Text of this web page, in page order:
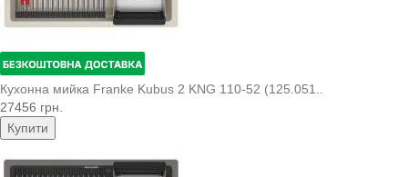
Кухонна мийка Franke Kubus 2 KNG 110-52 (125.051..
27456 грн.
Купити